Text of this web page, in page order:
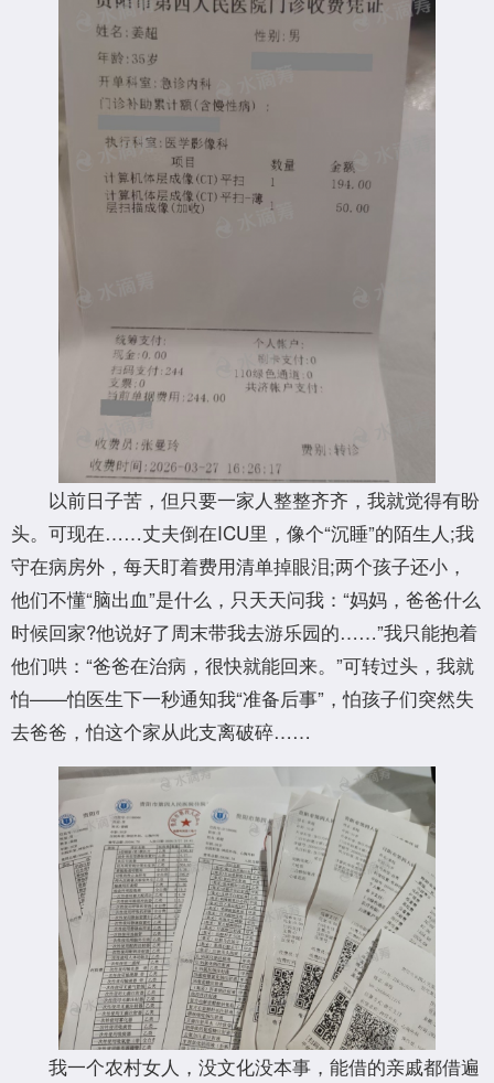
以前日子苦，但只要一家人整整齐齐，我就觉得有盼
头。可现在……丈夫倒在ICU里，像个“沉睡”的陌生人;我
守在病房外，每天盯着费用清单掉眼泪;两个孩子还小，
他们不懂“脑出血”是什么，只天天问我：“妈妈，爸爸什么
时候回家?他说好了周末带我去游乐园的……”我只能抱着
他们哄：“爸爸在治病，很快就能回来。”可转过头，我就
怕——怕医生下一秒通知我“准备后事”，怕孩子们突然失
去爸爸，怕这个家从此支离破碎……
我一个农村女人，没文化没本事，能借的亲戚都借遍